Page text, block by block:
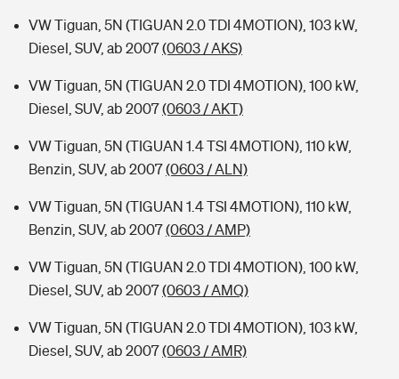
Wer versichert was: Jetzt Versicherer finden
Sie haben Fragen?
Musikinstrumentenversicherung
Zur Übersicht
Tools
Kinderunfall-Check: Mehr Sicherheit für deine Kids
Typklassen: So ist Ihr Auto eingestuft
Rentenrechner: Wie viel Geld bekomme ich im Alter?
VW Tiguan, 5N (TIGUAN 2.0 TDI 4MOTION), 103 kW,
Diesel, SUV, ab 2007(0603 / AKS)
VW Tiguan, 5N (TIGUAN 2.0 TDI 4MOTION), 100 kW,
Diesel, SUV, ab 2007(0603 / AKT)
VW Tiguan, 5N (TIGUAN 1.4 TSI 4MOTION), 110 kW,
Benzin, SUV, ab 2007(0603 / ALN)
VW Tiguan, 5N (TIGUAN 1.4 TSI 4MOTION), 110 kW,
Benzin, SUV, ab 2007(0603 / AMP)
VW Tiguan, 5N (TIGUAN 2.0 TDI 4MOTION), 100 kW,
Diesel, SUV, ab 2007(0603 / AMQ)
VW Tiguan, 5N (TIGUAN 2.0 TDI 4MOTION), 103 kW,
Diesel, SUV, ab 2007(0603 / AMR)